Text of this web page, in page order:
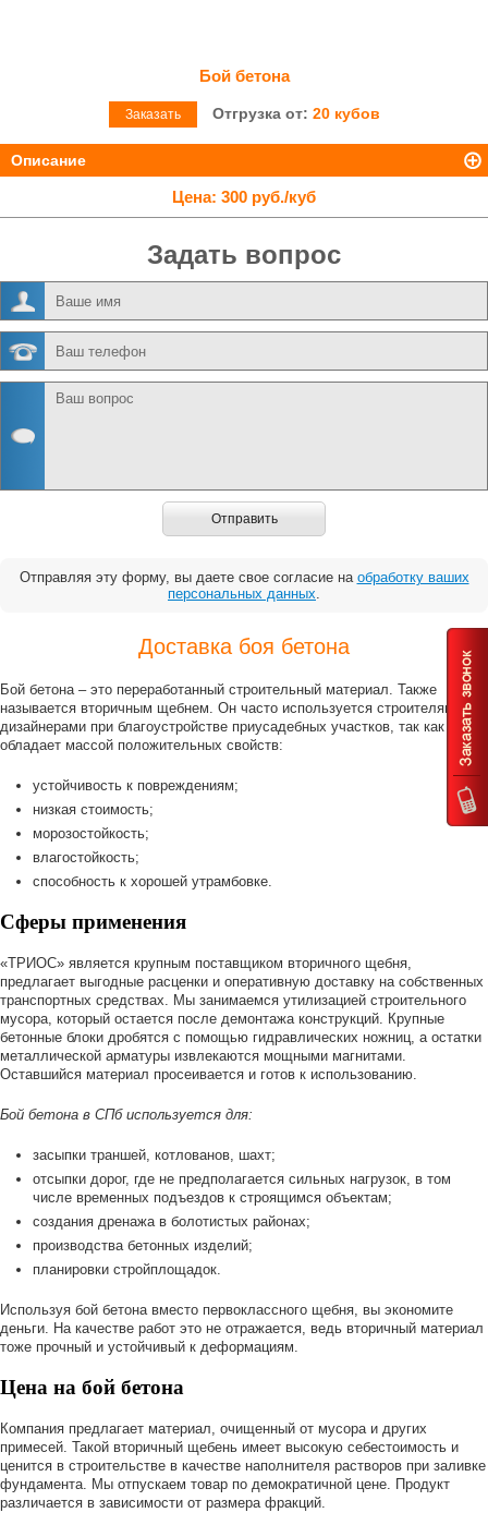
Бой бетона
Заказать Отгрузка от: 20 кубов
Описание
Цена: 300 руб./куб
Задать вопрос
Отправить
Отправляя эту форму, вы даете свое согласие на обработку ваших
персональных данных.
Доставка боя бетона
Бой бетона – это переработанный строительный материал. Также
называется вторичным щебнем. Он часто используется строителями и
дизайнерами при благоустройстве приусадебных участков, так как
обладает массой положительных свойств:
устойчивость к повреждениям;
низкая стоимость;
морозостойкость;
влагостойкость;
способность к хорошей утрамбовке.
Сферы применения
«ТРИОС» является крупным поставщиком вторичного щебня,
предлагает выгодные расценки и оперативную доставку на собственных
транспортных средствах. Мы занимаемся утилизацией строительного
мусора, который остается после демонтажа конструкций. Крупные
бетонные блоки дробятся с помощью гидравлических ножниц, а остатки
металлической арматуры извлекаются мощными магнитами.
Оставшийся материал просеивается и готов к использованию.
Бой бетона в СПб используется для:
засыпки траншей, котлованов, шахт;
отсыпки дорог, где не предполагается сильных нагрузок, в том
числе временных подъездов к строящимся объектам;
создания дренажа в болотистых районах;
производства бетонных изделий;
планировки стройплощадок.
Используя бой бетона вместо первоклассного щебня, вы экономите
деньги. На качестве работ это не отражается, ведь вторичный материал
тоже прочный и устойчивый к деформациям.
Цена на бой бетона
Компания предлагает материал, очищенный от мусора и других
примесей. Такой вторичный щебень имеет высокую себестоимость и
ценится в строительстве в качестве наполнителя растворов при заливке
фундамента. Мы отпускаем товар по демократичной цене. Продукт
различается в зависимости от размера фракций.